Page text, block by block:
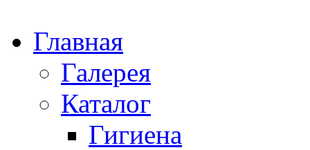
Главная
Галерея
Каталог
Гигиена